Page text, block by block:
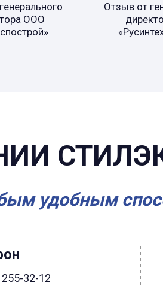
ООО
Отзыв от
удобным
32-12